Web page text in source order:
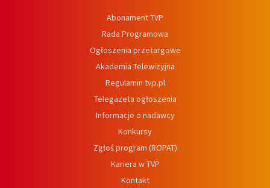
Abonament TVP
Rada Programowa
Ogłoszenia przetargowe
Akademia Telewizyjna
Regulamin tvp.pl
Telegazeta ogłoszenia
Informacje o nadawcy
Konkursy
Zgłoś program (ROPAT)
Kariera w TVP
Kontakt